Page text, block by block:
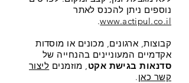
נוספים ניתן להכנס לאתר
www.actipul.co.il
.
קבוצות, ארגונים, מכונים או מוסדות
אקדמיים המעוניינים בהנחייה של
סדנאות בגישת אקט, מוזמנים ליצור
קשר כאן.